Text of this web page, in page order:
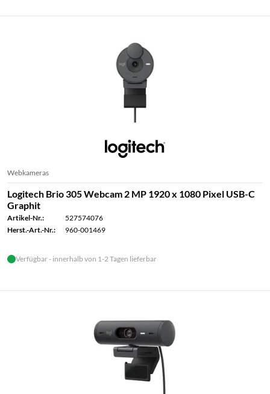
Webkameras
Logitech Brio 305 Webcam 2 MP 1920 x 1080 Pixel USB-C
Graphit
Artikel-Nr.:
527574076
Herst.-Art.-Nr.:
960-001469
Verfügbar - innerhalb von 1-2 Tagen lieferbar